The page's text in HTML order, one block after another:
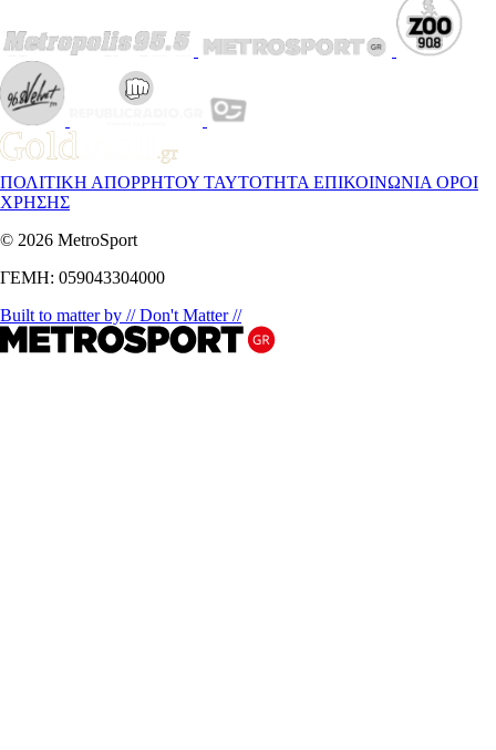
ΠΟΛΙΤΙΚΗ ΑΠΟΡΡΗΤΟΥ ΤΑΥΤΟΤΗΤΑ ΕΠΙΚΟΙΝΩΝΙΑ ΟΡΟΙ
ΧΡΗΣΗΣ
© 2026 MetroSport
ΓΕΜΗ: 059043304000
Built to matter by // Don't Matter //